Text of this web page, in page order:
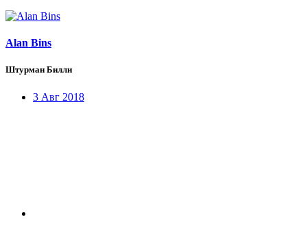
Alan Bins
Штурман Билли
3 Авг 2018